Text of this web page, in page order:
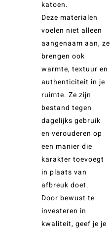
katoen.
Deze materialen
voelen niet alleen
aangenaam aan, ze
brengen ook
warmte, textuur en
authenticiteit in je
ruimte. Ze zijn
bestand tegen
dagelijks gebruik
en verouderen op
een manier die
karakter toevoegt
in plaats van
afbreuk doet.
Door bewust te
investeren in
kwaliteit, geef je je